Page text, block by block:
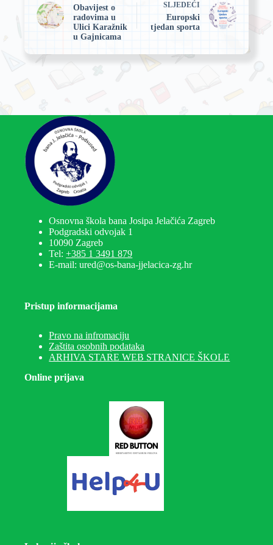
Obavijest o
radovima u
Ulici Karažnik
u Gajnicama
SLJEDEĆI
Europski
tjedan sporta
Osnovna škola bana Josipa Jelačića Zagreb
Podgradski odvojak 1
10090 Zagreb
Tel:+385 1 3491 879
E-mail: ured@os-bana-jjelacica-zg.hr
Pristup informacijama
Pravo na infromaciju
Zaštita osobnih podataka
ARHIVA STARE WEB STRANICE ŠKOLE
Online prijava